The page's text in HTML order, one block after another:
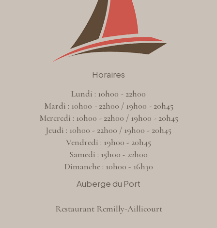
Horaires
Lundi : 10h00 - 22h00
Mardi : 10h00 - 22h00 / 19h00 - 20h45
Mercredi : 10h00 - 22h00 / 19h00 - 20h45
Jeudi : 10h00 - 22h00 / 19h00 - 20h45
Vendredi : 19h00 - 20h45
Samedi : 15h00 - 22h00
Dimanche : 10h00 - 16h30
Auberge du Port
Restaurant Remilly-Aillicourt